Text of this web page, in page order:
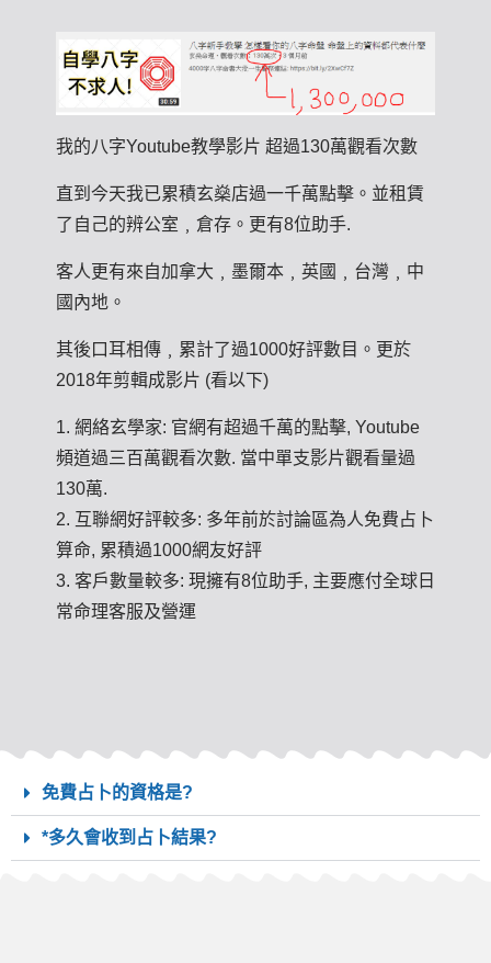
我的八字Youtube教學影片 超過130萬觀看次數
直到今天我已累積玄燊店過一千萬點擊。並租賃
了自己的辨公室﹐倉存。更有8位助手.
客人更有來自加拿大﹐墨爾本﹐英國﹐台灣﹐中
國內地。
其後口耳相傳﹐累計了過1000好評數目。更於
2018年剪輯成影片 (看以下)
1. 網絡玄學家: 官網有超過千萬的點擊, Youtube
頻道過三百萬觀看次數. 當中單支影片觀看量過
130萬.
2. 互聯網好評較多: 多年前於討論區為人免費占卜
算命, 累積過1000網友好評
3. 客戶數量較多: 現擁有8位助手, 主要應付全球日
常命理客服及營運
免費占卜的資格是?
*多久會收到占卜結果?